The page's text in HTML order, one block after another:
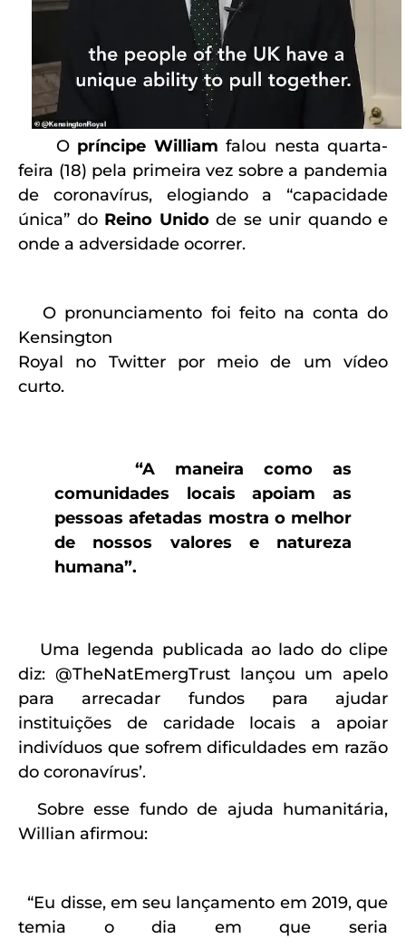
O príncipe William falou nesta quarta-
feira (18) pela primeira vez sobre a pandemia
de coronavírus, elogiando a “capacidade
única” do Reino Unidode se unir quando e
onde a adversidade ocorrer.
O pronunciamento foi feito na conta do
Kensington
Royal no Twitter por meio de um vídeo
curto.
“A maneira como as
comunidades locais apoiam as
pessoas afetadas mostra o melhor
de nossos valores e natureza
humana”.
Uma legenda publicada ao lado do clipe
diz: @TheNatEmergTrust lançou um apelo
para arrecadar fundos para ajudar
instituições de caridade locais a apoiar
indivíduos que sofrem dificuldades em razão
do coronavírus’.
Sobre esse fundo de ajuda humanitária,
Willian afirmou:
“Eu disse, em seu lançamento em 2019, que
temia o dia em que seria